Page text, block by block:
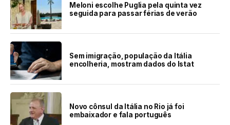
Meloni escolhe Puglia pela quinta vez
seguida para passar férias de verão
Sem imigração, população da Itália
encolheria, mostram dados do Istat
Novo cônsul da Itália no Rio já foi
embaixador e fala português